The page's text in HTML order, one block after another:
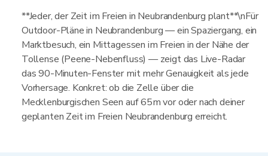
**Jeder, der Zeit im Freien in Neubrandenburg plant**\nFür
Outdoor-Pläne in Neubrandenburg — ein Spaziergang, ein
Marktbesuch, ein Mittagessen im Freien in der Nähe der
Tollense (Peene-Nebenfluss) — zeigt das Live-Radar
das 90-Minuten-Fenster mit mehr Genauigkeit als jede
Vorhersage. Konkret: ob die Zelle über die
Mecklenburgischen Seen auf 65m vor oder nach deiner
geplanten Zeit im Freien Neubrandenburg erreicht.